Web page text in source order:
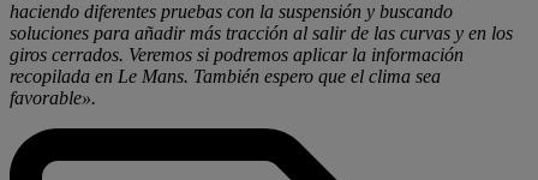
haciendo diferentes pruebas con la suspensión y buscando
soluciones para añadir más tracción al salir de las curvas y en los
giros cerrados. Veremos si podremos aplicar la información
recopilada en Le Mans. También espero que el clima sea
favorable».